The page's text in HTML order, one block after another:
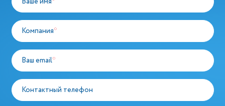
Компания*
Ваш email*
Контактный телефон